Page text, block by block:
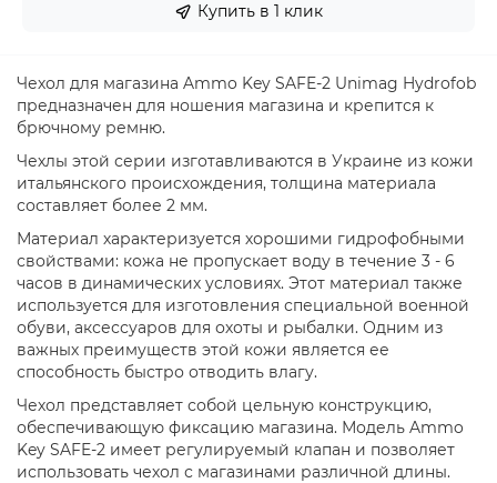
Купить в 1 клик
Чехол для магазина Ammo Key SAFE-2 Unimag Hydrofob
предназначен для ношения магазина и крепится к
брючному ремню.
Чехлы этой серии изготавливаются в Украине из кожи
итальянского происхождения, толщина материала
составляет более 2 мм.
Материал характеризуется хорошими гидрофобными
свойствами: кожа не пропускает воду в течение 3 - 6
часов в динамических условиях. Этот материал также
используется для изготовления специальной военной
обуви, аксессуаров для охоты и рыбалки. Одним из
важных преимуществ этой кожи является ее
способность быстро отводить влагу.
Чехол представляет собой цельную конструкцию,
обеспечивающую фиксацию магазина. Модель Ammo
Key SAFE-2 имеет регулируемый клапан и позволяет
использовать чехол с магазинами различной длины.